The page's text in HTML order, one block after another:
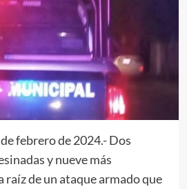
febrero de 2024.- Dos
y nueve más
de un ataque armado que